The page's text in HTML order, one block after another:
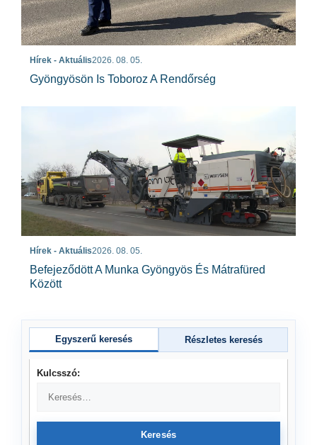
Hírek - Aktuális2026. 08. 05.
Gyöngyösön Is Toboroz A Rendőrség
Hírek - Aktuális2026. 08. 05.
Befejeződött A Munka Gyöngyös És Mátrafüred
Között
Egyszerű keresés Részletes keresés
Kulcsszó:
Keresés